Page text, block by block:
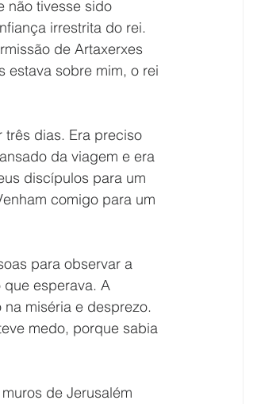
não tivesse sido
irrestrita do rei.
de Artaxerxes
estava sobre mim, o rei
da viagem e era
discípulos para um
comigo para um
para observar a
esperava. A
miséria e desprezo.
medo, porque sabia
de Jerusalém